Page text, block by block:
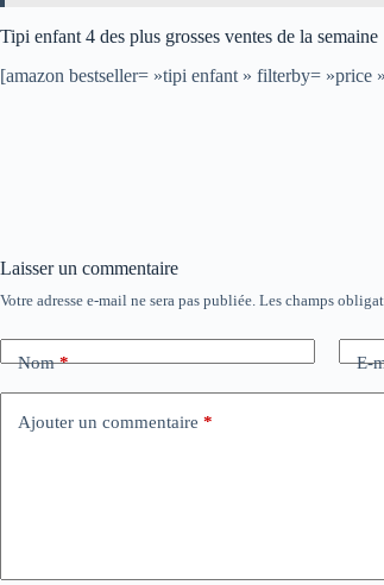
Tipi enfant 4 des plus grosses ventes de la semaine
[amazon bestseller= »tipi enfant » filterby=
Laisser un commentaire
Votre adresse e-mail ne sera pas publiée. Les champs
Nom* E-
Ajouter un commentaire *